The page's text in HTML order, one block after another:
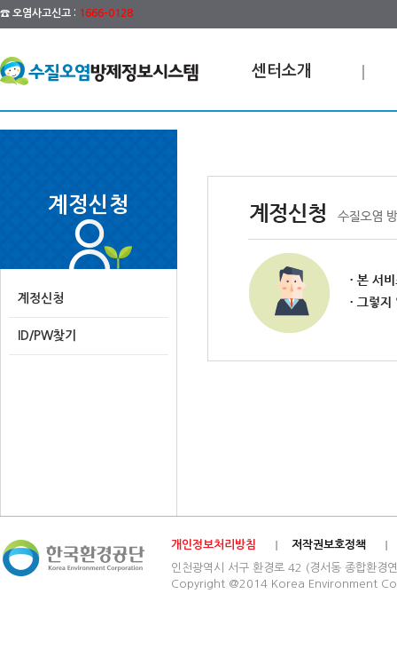
☎ 오염사고신고 : 1666-0128
센터소개
계정신청
계정신청
ID/PW찾기
개인정보처리방침
저작권보호정책
인천광역시 서구 환경로 42 (경서동 종합
Copyright @2014 Korea Environment